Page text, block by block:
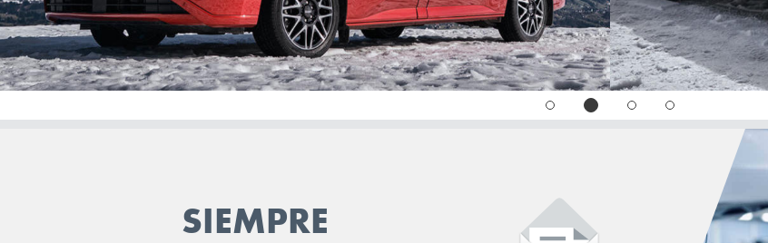
TESLA
TOGG
TOYOTA
VOLKSWAGEN
ZAFIRA
SIEMPRE